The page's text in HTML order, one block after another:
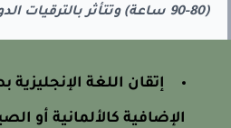
إتقان اللغة الإنجليزية
الإضافية كالألمانية أو